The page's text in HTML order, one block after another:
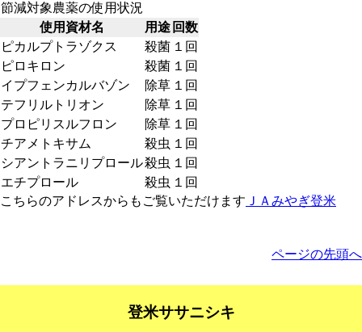
節減対象農薬の使用状況
使用資材名
用途 回数
ピカルプトラゾクス
殺菌 １回
ピロキロン
殺菌 １回
イプフェンカルバゾン
除草 １回
テフリルトリオン
除草 １回
プロピリスルフロン
除草 １回
チアメトキサム
殺虫 １回
シアントラニリプロール殺虫 １回
エチプロール
殺虫 １回
こちらのアドレスからもご覧いただけます ＪＡみやぎ登米
ページの先頭へ
登米ササニシキ